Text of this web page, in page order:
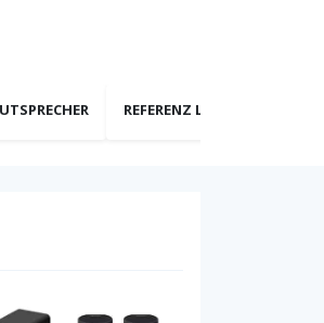
REFERENZ LAUTSPRECHER